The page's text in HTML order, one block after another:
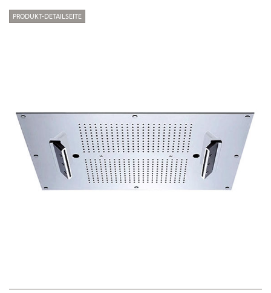
PRODUKT-DETAILSEITE